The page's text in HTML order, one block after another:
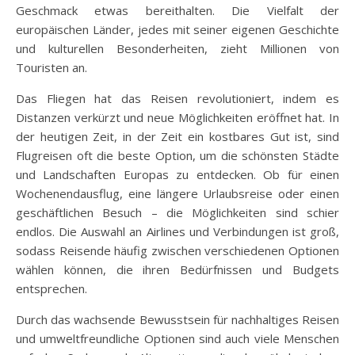
Geschmack etwas bereithalten. Die Vielfalt der
europäischen Länder, jedes mit seiner eigenen Geschichte
und kulturellen Besonderheiten, zieht Millionen von
Touristen an.
Das Fliegen hat das Reisen revolutioniert, indem es
Distanzen verkürzt und neue Möglichkeiten eröffnet hat. In
der heutigen Zeit, in der Zeit ein kostbares Gut ist, sind
Flugreisen oft die beste Option, um die schönsten Städte
und Landschaften Europas zu entdecken. Ob für einen
Wochenendausflug, eine längere Urlaubsreise oder einen
geschäftlichen Besuch – die Möglichkeiten sind schier
endlos. Die Auswahl an Airlines und Verbindungen ist groß,
sodass Reisende häufig zwischen verschiedenen Optionen
wählen können, die ihren Bedürfnissen und Budgets
entsprechen.
Durch das wachsende Bewusstsein für nachhaltiges Reisen
und umweltfreundliche Optionen sind auch viele Menschen